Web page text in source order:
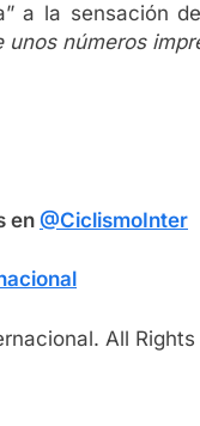
a la sensación
números
en @CiclismoInter
All Rights